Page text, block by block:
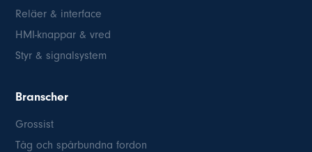
Reläer & interface
HMI-knappar & vred
Styr & signalsystem
Branscher
Grossist
Tåg och spårbundna fordon